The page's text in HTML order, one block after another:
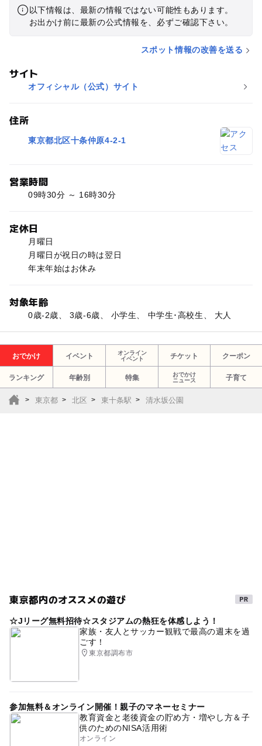
以下情報は、最新の情報ではない可能性もあります。
お出かけ前に最新の公式情報を、必ずご確認下さい。
スポット情報の改善を送る
サイト
オフィシャル（公式）サイト
住所
東京都北区十条仲原4-2-1
営業時間
09時30分 ～ 16時30分
定休日
月曜日
月曜日が祝日の時は翌日
年末年始はお休み
対象年齢
0歳-2歳、 3歳-6歳、 小学生、 中学生･高校生、 大人
おでかけ イベント
オンライン
イベント
チケット クーポン
ランキング 年齢別 特集
おでかけ
ニュース
子育て
東京都 北区 東十条駅 清水坂公園
東京都内のオススメの遊び
☆Jリーグ無料招待☆スタジアムの熱狂を体感しよう！
家族・友人とサッカー観戦で最高の週末を過
ごす！
東京都調布市
参加無料＆オンライン開催！親子のマネーセミナー
教育資金と老後資金の貯め方・増やし方＆子
供のためのNISA活用術
オンライン